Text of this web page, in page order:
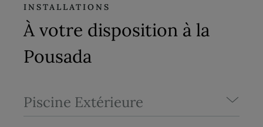
INSTALLATIONS
À votre disposition à la
Pousada
Piscine Extérieure